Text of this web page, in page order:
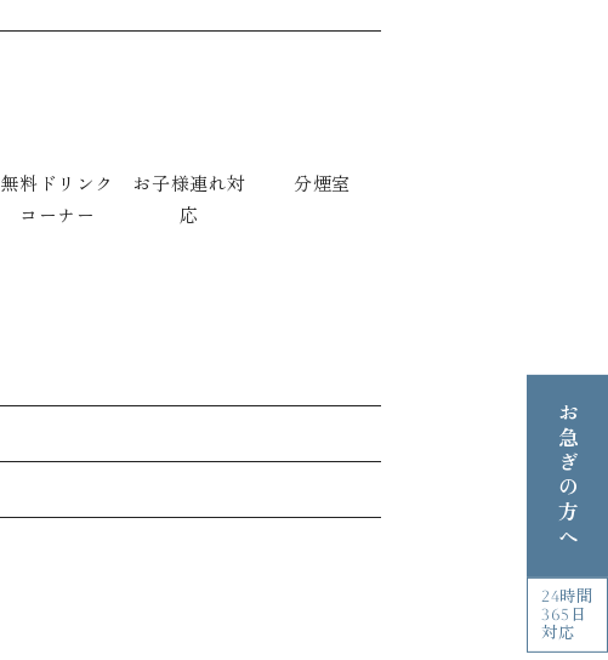
無料ドリンク
コーナー
お子様連れ対
応
分煙室
お急ぎの方へ
24時間
365日
対応